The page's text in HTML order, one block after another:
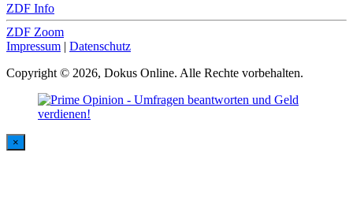
ZDF Info
ZDF Zoom
Impressum | Datenschutz
Copyright © 2026, Dokus Online. Alle Rechte vorbehalten.
×